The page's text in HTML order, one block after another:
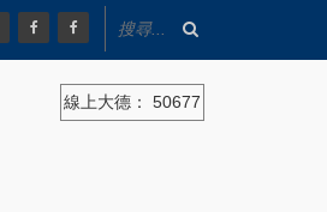
線上大德： 50677